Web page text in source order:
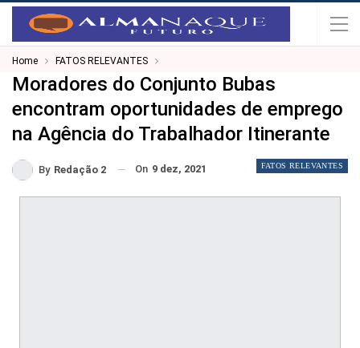
Home FATOS RELEVANTES
Moradores do Conjunto Bubas
encontram oportunidades de emprego
na Agência do Trabalhador Itinerante
FATOS RELEVANTES
By Redação 2 On 9 dez, 2021